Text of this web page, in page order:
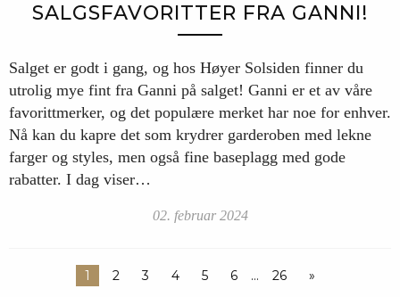
SALGSFAVORITTER FRA GANNI!
Salget er godt i gang, og hos Høyer Solsiden finner du
utrolig mye fint fra Ganni på salget! Ganni er et av våre
favorittmerker, og det populære merket har noe for enhver.
Nå kan du kapre det som krydrer garderoben med lekne
farger og styles, men også fine baseplagg med gode
rabatter. I dag viser…
02. februar 2024
1 2 3 4 5 6 … 26 »